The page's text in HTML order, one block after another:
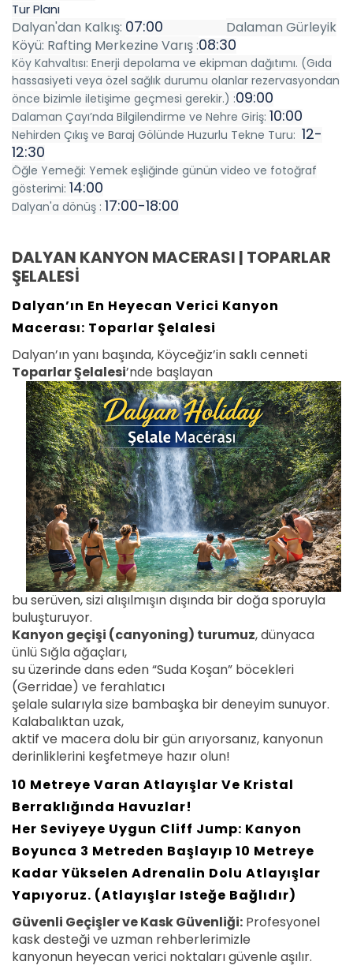
Tur Planı
Dalyan'dan Kalkış: 07:00 Dalaman Gürleyik
Köyü: Rafting Merkezine Varış :08:30
Köy Kahvaltısı: Enerji depolama ve ekipman dağıtımı. (Gıda
hassasiyeti veya özel sağlık durumu olanlar rezervasyondan
önce bizimle iletişime geçmesi gerekir.) :09:00
Dalaman Çayı’nda Bilgilendirme ve Nehre Giriş: 10:00
Nehirden Çıkış ve Baraj Gölünde Huzurlu Tekne Turu: 12-
12:30
Öğle Yemeği: Yemek eşliğinde günün video ve fotoğraf
gösterimi: 14:00
Dalyan'a dönüş : 17:00-18:00
DALYAN KANYON MACERASI | TOPARLAR
ŞELALESİ
Dalyan’ın En Heyecan Verici Kanyon
Macerası: Toparlar Şelalesi
Dalyan’ın yanı başında, Köyceğiz’in saklı cenneti
Toparlar Şelalesi’nde başlayan
bu serüven, sizi alışılmışın dışında bir doğa sporuyla
buluşturuyor.
Kanyon geçişi (canyoning) turumuz, dünyaca
ünlü Sığla ağaçları,
su üzerinde dans eden “Suda Koşan” böcekleri
(Gerridae) ve ferahlatıcı
şelale sularıyla size bambaşka bir deneyim sunuyor.
Kalabalıktan uzak,
aktif ve macera dolu bir gün arıyorsanız, kanyonun
derinliklerini keşfetmeye hazır olun!
10 Metreye Varan Atlayışlar Ve Kristal
Berraklığında Havuzlar!
Her Seviyeye Uygun Cliff Jump: Kanyon
Boyunca 3 Metreden Başlayıp 10 Metreye
Kadar Yükselen Adrenalin Dolu Atlayışlar
Yapıyoruz. (Atlayışlar Isteğe Bağlıdır)
Güvenli Geçişler ve Kask Güvenliği: Profesyonel
kask desteği ve uzman rehberlerimizle
kanyonun heyecan verici noktaları güvenle aşılır.